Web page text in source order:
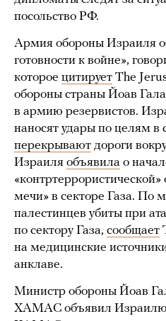
посольство РФ.
Армия обороны Израиля
готовности к войне»,
которое цитирует The
обороны страны Йоав
в армию резервистов.
наносят удары по целям в
перекрывают дороги
Израиля объявила о
мечи» в секторе Газа. По
палестинцев убиты при
по сектору Газа, сообщает
на медицинские
анклаве.
Министр обороны Йоав
ХАМАС объявил Израилю